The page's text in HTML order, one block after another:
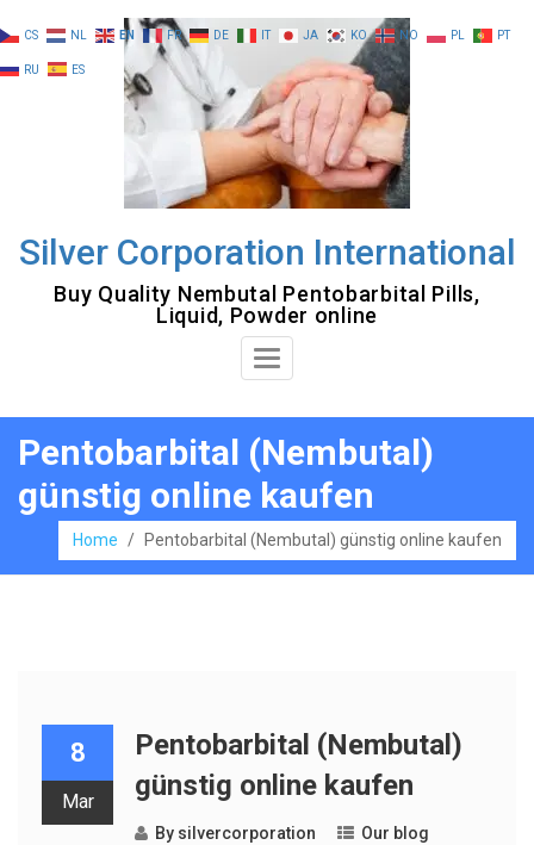
to
content
Silver Corporation International
Buy Quality Nembutal Pentobarbital Pills,
Liquid, Powder online
Toggle
Pentobarbital (Nembutal)
günstig online kaufen
Home / Pentobarbital (Nembutal) günstig online kaufen
8
Mar
Pentobarbital (Nembutal)
günstig online kaufen
By silvercorporation
Our blog
CS NL EN FR DE IT JA KO NO PL PT
RU ES